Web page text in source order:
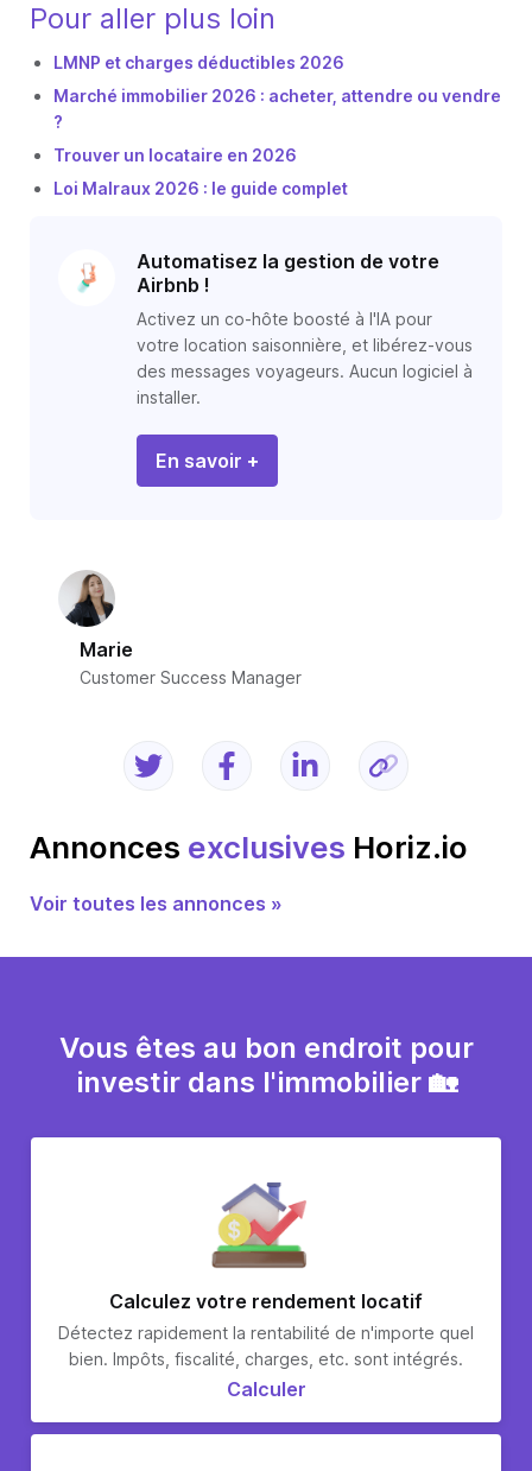
Pour aller plus loin
LMNP et charges déductibles 2026
Marché immobilier 2026 : acheter, attendre ou vendre
?
Trouver un locataire en 2026
Loi Malraux 2026 : le guide complet
Automatisez la gestion de votre
Airbnb !
Activez un co-hôte boosté à l'IA pour
votre location saisonnière, et libérez-vous
des messages voyageurs. Aucun logiciel à
installer.
En savoir +
Marie
Customer Success Manager
Annonces exclusives Horiz.io
Voir toutes les annonces »
Vous êtes au bon endroit pour
investir dans l'immobilier 🏡
Calculez votre rendement locatif
Détectez rapidement la rentabilité de n'importe quel
bien. Impôts, fiscalité, charges, etc. sont intégrés.
Calculer